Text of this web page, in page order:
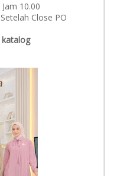
10.00
Close PO